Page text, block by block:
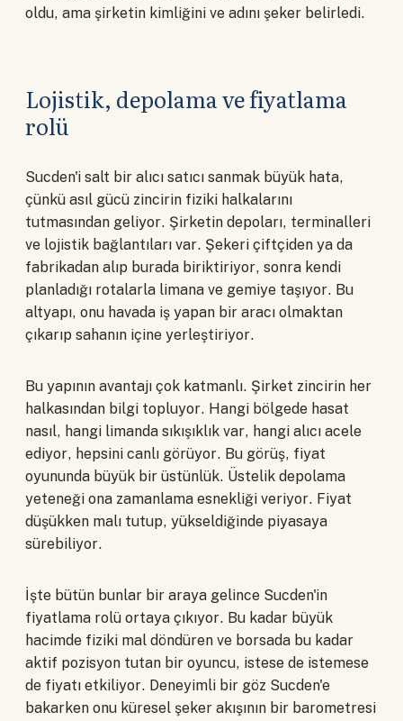
oldu, ama şirketin kimliğini ve adını şeker belirledi.
Lojistik, depolama ve fiyatlama
rolü
Sucden'i salt bir alıcı satıcı sanmak büyük hata,
çünkü asıl gücü zincirin fiziki halkalarını
tutmasından geliyor. Şirketin depoları, terminalleri
ve lojistik bağlantıları var. Şekeri çiftçiden ya da
fabrikadan alıp burada biriktiriyor, sonra kendi
planladığı rotalarla limana ve gemiye taşıyor. Bu
altyapı, onu havada iş yapan bir aracı olmaktan
çıkarıp sahanın içine yerleştiriyor.
Bu yapının avantajı çok katmanlı. Şirket zincirin her
halkasından bilgi topluyor. Hangi bölgede hasat
nasıl, hangi limanda sıkışıklık var, hangi alıcı acele
ediyor, hepsini canlı görüyor. Bu görüş, fiyat
oyununda büyük bir üstünlük. Üstelik depolama
yeteneği ona zamanlama esnekliği veriyor. Fiyat
düşükken malı tutup, yükseldiğinde piyasaya
sürebiliyor.
İşte bütün bunlar bir araya gelince Sucden'in
fiyatlama rolü ortaya çıkıyor. Bu kadar büyük
hacimde fiziki mal döndüren ve borsada bu kadar
aktif pozisyon tutan bir oyuncu, istese de istemese
de fiyatı etkiliyor. Deneyimli bir göz Sucden'e
bakarken onu küresel şeker akışının bir barometresi